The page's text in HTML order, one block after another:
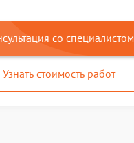
со специалистом
Узнать стоимость работ